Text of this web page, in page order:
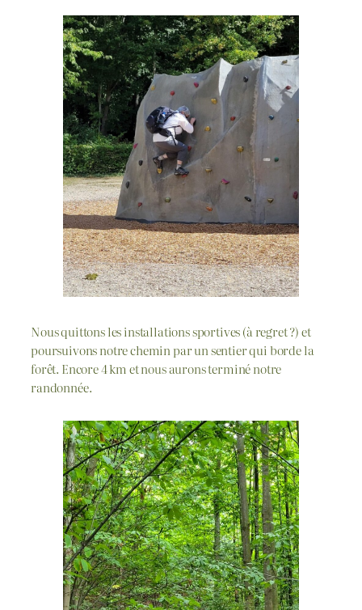
Nous quittons les installations sportives (à regret ?) et
poursuivons notre chemin par un sentier qui borde la
forêt. Encore 4 km et nous aurons terminé notre
randonnée.